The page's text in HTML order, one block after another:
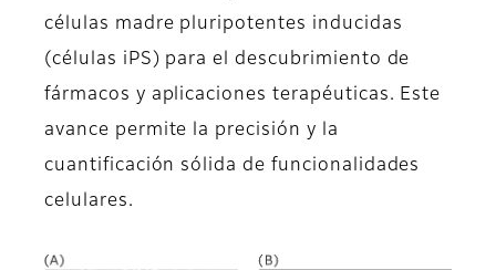
células madre pluripotentes inducidas
(células iPS) para el descubrimiento de
fármacos y aplicaciones terapéuticas. Este
avance permite la precisión y la
cuantificación sólida de funcionalidades
celulares.